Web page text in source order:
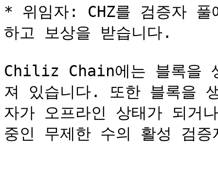
* 위임자: CHZ를 검증자 풀
하고 보상을 받습니다.
Chiliz Chain에는 블록을
져 있습니다. 또한 블록을
자가 오프라인 상태가 되거
중인 무제한 수의 활성 검